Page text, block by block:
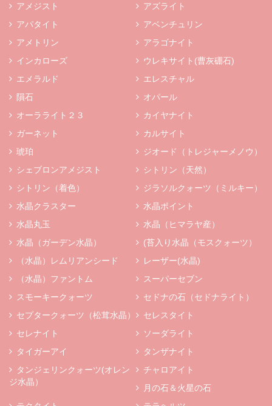
アメジスト
アズライト
アパタイト
アベンチュリン
アメトリン
アラゴナイト
インカローズ
ウレキサイト(曹灰硼石)
エメラルド
エレスチャル
隕石
オパール
オーラライト２３
カイヤナイト
ガーネット
カルサイト
琥珀
ジオード（トレジャーメノウ）
シェブロンアメジスト
シトリン（天然）
シトリン（着色）
ジラソルクォーツ（ミルキー）
水晶クラスター
水晶ポイント
水晶丸玉
水晶（ヒマラヤ産）
水晶（ガーデン水晶）
(苔入り水晶（モスクォーツ）
（水晶）レムリアンシード
レーザー(水晶)
（水晶）ファントム
スーパーセブン
スモーキークォーツ
セドナの石（セドナライト）
セプタークォーツ（松茸水晶）
セレスタイト
セレナイト
ソーダライト
タイガーアイ
タンザナイト
タンジェリンクォーツ(オレン
ジ水晶）
チャロアイト
月の石＆火星の石